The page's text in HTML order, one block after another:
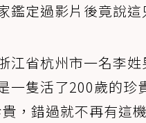
鑑定過影片後竟說
江省杭州市一名李
一隻活了200歲的
，錯過就不再有這